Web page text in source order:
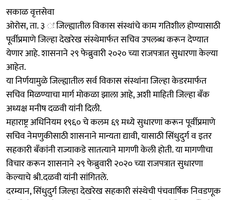
सकाळ वृत्तसेवा
ओरोस, ता. ३ ः जिल्ह्यातील विकास संस्थांचे काम गतिशील होण्यासाठी
पूर्वीप्रमाणे जिल्हा देखरेख संस्थेमार्फत सचिव उपलब्ध करून देण्यात
येणार आहे. शासनाने २९ फेब्रुवारी २०२० च्या राजपत्रात सुधारणा केल्या
आहेत.
या निर्णयामुळे जिल्ह्यातील सर्व विकास संस्थांना जिल्हा केडरमार्फत
सचिव मिळण्याचा मार्ग मोकळा झाला आहे, अशी माहिती जिल्हा बँक
अध्यक्ष मनीष दळवी यांनी दिली.
महाराष्ट्र अधिनियम १९६० चे कलम ६९ मध्ये सुधारणा करून पूर्वीप्रमाणे
सचिव नेमणुकीसाठी शासनाने मान्यता द्यावी, यासाठी सिंधुदुर्ग व इतर
सहकारी बँकांनी राज्याकडे सातत्याने मागणी केली होती. या मागणीचा
विचार करून शासनाने २९ फेब्रुवारी २०२० च्या राजपत्रात सुधारणा
केल्याचे श्री.दळवी यांनी सांगितले.
दरम्यान, सिंधुदुर्ग जिल्हा देखरेख सहकारी संस्थेची पंचवार्षिक निवडणूक